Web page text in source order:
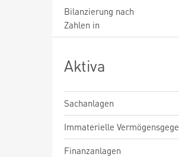
Bilanzierung nach
Zahlen in
Aktiva
Sachanlagen
Immaterielle
Finanzanlagen